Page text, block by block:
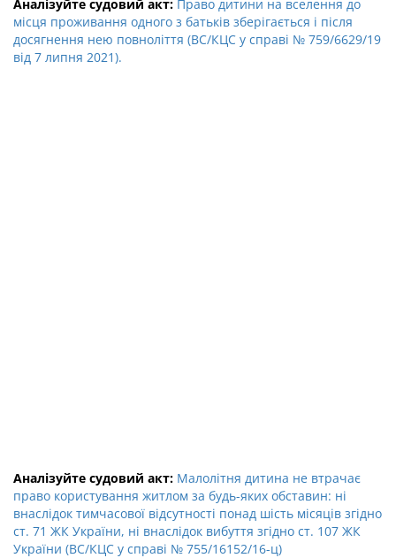
Аналізуйте судовий акт: Право дитини на вселення до
місця проживання одного з батьків зберігається і після
досягнення нею повноліття (ВС/КЦС у справі № 759/6629/19
від 7 липня 2021).
Аналізуйте судовий акт: Малолітня дитина не втрачає
право користування житлом за будь-яких обставин: ні
внаслідок тимчасової відсутності понад шість місяців згідно
ст. 71 ЖК України, ні внаслідок вибуття згідно ст. 107 ЖК
України (ВС/КЦС у справі № 755/16152/16-ц)